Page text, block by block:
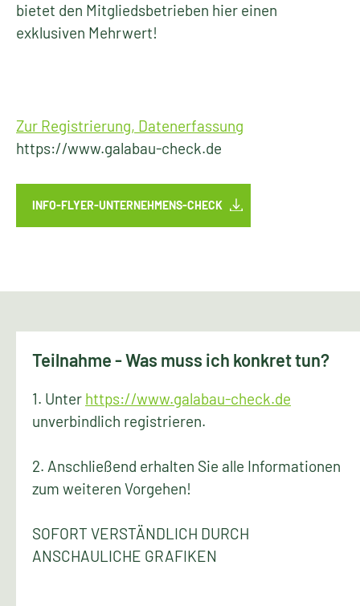
bietet den Mitgliedsbetrieben hier einen
exklusiven Mehrwert!
Zur Registrierung, Datenerfassung
https://www.galabau-check.de
INFO-FLYER-UNTERNEHMENS-CHECK
Teilnahme - Was muss ich konkret tun?
1. Unter https://www.galabau-check.de
unverbindlich registrieren.
2. Anschließend erhalten Sie alle Informationen
zum weiteren Vorgehen!
SOFORT VERSTÄNDLICH DURCH
ANSCHAULICHE GRAFIKEN